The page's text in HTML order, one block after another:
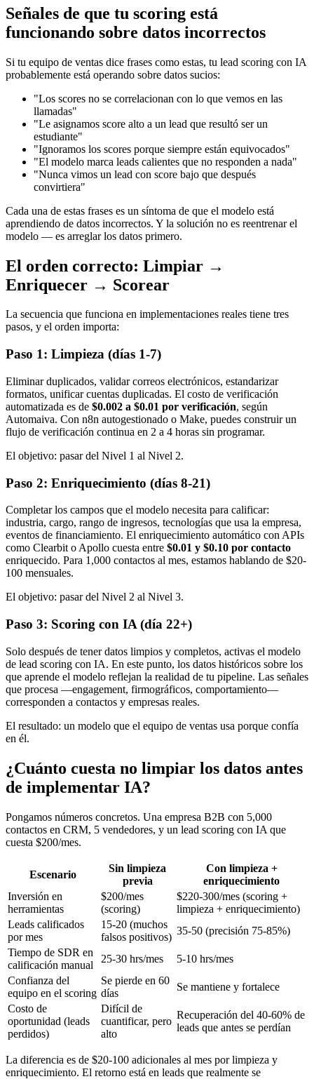
Señales de que tu scoring está
funcionando sobre datos incorrectos
Si tu equipo de ventas dice frases como estas, tu lead scoring con IA
probablemente está operando sobre datos sucios:
"Los scores no se correlacionan con lo que vemos en las
llamadas"
"Le asignamos score alto a un lead que resultó ser un
estudiante"
"Ignoramos los scores porque siempre están equivocados"
"El modelo marca leads calientes que no responden a nada"
"Nunca vimos un lead con score bajo que después
convirtiera"
Cada una de estas frases es un síntoma de que el modelo está
aprendiendo de datos incorrectos. Y la solución no es reentrenar el
modelo — es arreglar los datos primero.
El orden correcto: Limpiar →
Enriquecer → Scorear
La secuencia que funciona en implementaciones reales tiene tres
pasos, y el orden importa:
Paso 1: Limpieza (días 1-7)
Eliminar duplicados, validar correos electrónicos, estandarizar
formatos, unificar cuentas duplicadas. El costo de verificación
automatizada es de $0.002 a $0.01 por verificación, según
Automaiva. Con n8n autogestionado o Make, puedes construir un
flujo de verificación continua en 2 a 4 horas sin programar.
El objetivo: pasar del Nivel 1 al Nivel 2.
Paso 2: Enriquecimiento (días 8-21)
Completar los campos que el modelo necesita para calificar:
industria, cargo, rango de ingresos, tecnologías que usa la empresa,
eventos de financiamiento. El enriquecimiento automático con APIs
como Clearbit o Apollo cuesta entre $0.01 y $0.10 por contacto
enriquecido. Para 1,000 contactos al mes, estamos hablando de $20-
100 mensuales.
El objetivo: pasar del Nivel 2 al Nivel 3.
Paso 3: Scoring con IA (día 22+)
Solo después de tener datos limpios y completos, activas el modelo
de lead scoring con IA. En este punto, los datos históricos sobre los
que aprende el modelo reflejan la realidad de tu pipeline. Las señales
que procesa —engagement, firmográficos, comportamiento—
corresponden a contactos y empresas reales.
El resultado: un modelo que el equipo de ventas usa porque confía
en él.
¿Cuánto cuesta no limpiar los datos antes
de implementar IA?
Pongamos números concretos. Una empresa B2B con 5,000
contactos en CRM, 5 vendedores, y un lead scoring con IA que
cuesta $200/mes.
Escenario
Sin limpieza
previa
Con limpieza +
enriquecimiento
Inversión en
herramientas
$200/mes
(scoring)
$220-300/mes (scoring +
limpieza + enriquecimiento)
Leads calificados
por mes
15-20 (muchos
falsos positivos)
35-50 (precisión 75-85%)
Tiempo de SDR en
calificación manual
25-30 hrs/mes
5-10 hrs/mes
Confianza del
equipo en el scoring
Se pierde en 60
días
Se mantiene y fortalece
Costo de
oportunidad (leads
perdidos)
Difícil de
cuantificar, pero
alto
Recuperación del 40-60% de
leads que antes se perdían
La diferencia es de $20-100 adicionales al mes por limpieza y
enriquecimiento. El retorno está en leads que realmente se